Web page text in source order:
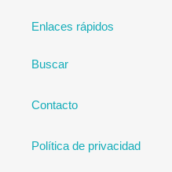
Enlaces rápidos
Buscar
Contacto
Política de privacidad